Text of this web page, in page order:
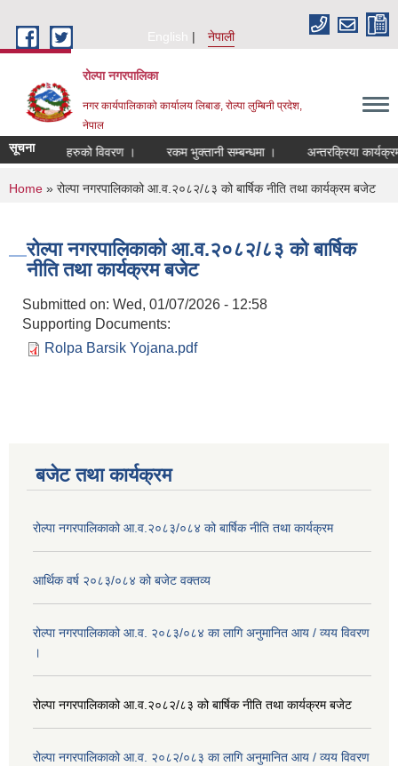
English
नेपाली
रोल्पा नगरपालिका
नगर कार्यपालिकाको कार्यालय लिबाङ, रोल्पा लुम्बिनी प्रदेश,
नेपाल
सूचना
लाभग्राहीहरुको विवरण । रकम भुक्तानी सम्बन्धमा । अन्तरक्रिया
You are here
Home » रोल्पा नगरपालिकाको आ.व.२०८२/८३ को बार्षिक नीति तथा कार्यक्रम बजेट
रोल्पा नगरपालिकाको आ.व.२०८२/८३ को बार्षिक
नीति तथा कार्यक्रम बजेट
Submitted on: Wed, 01/07/2026 - 12:58
Supporting Documents:
Rolpa Barsik Yojana.pdf
बजेट तथा कार्यक्रम
रोल्पा नगरपालिकाको आ.व.२०८३/०८४ को बार्षिक नीति तथा कार्यक्रम
आर्थिक वर्ष २०८३/०८४ को बजेट वक्तव्य
रोल्पा नगरपालिकाको आ.व. २०८३/०८४ का लागि अनुमानित आय / व्यय विवरण
।
रोल्पा नगरपालिकाको आ.व.२०८२/८३ को बार्षिक नीति तथा कार्यक्रम बजेट
रोल्पा नगरपालिकाको आ.व. २०८२/०८३ का लागि अनुमानित आय / व्यय विवरण